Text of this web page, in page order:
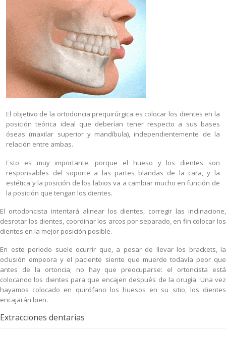
El objetivo de la ortodoncia prequirúrgica es colocar los dientes en la
posición teórica ideal que deberían tener respecto a sus bases
óseas (maxilar superior y mandíbula), independientemente de la
relación entre ambas.
Esto es muy importante, porque el hueso y los dientes son
responsables del soporte a las partes blandas de la cara, y la
estética y la posición de los labios va a cambiar mucho en función de
la posición que tengan los dientes.
El ortodoncista intentará alinear los dientes, corregir las inclinacione,
desrotar los dientes, coordinar los arcos por separado, en fin colocar los
dientes en la mejor posición posible.
En este periodo suele ocurrir que, a pesar de llevar los brackets, la
oclusión empeora y el paciente siente que muerde todavía peor que
antes de la ortoncia; no hay que preocuparse: el ortoncista está
colocando los dientes para que encajen después de la cirugía. Una vez
hayamos colocado en quirófano los huesos en su sitio, los dientes
encajarán bien.
Extracciones dentarias